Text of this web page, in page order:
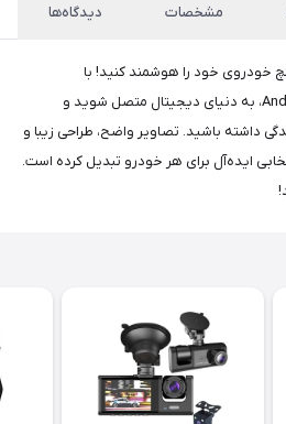
مشخصات دیدگاه‌ها
دوربین ثبت وقایع 9.66 اینچ خودروی خود را هوشمند کنید! با
قابلیت‌های CarPlay و Android Auto، به دنیای دیجیتال متصل شوید و
داشته باشید. تصاویر واضح، طراحی زیبا و
ایده‌آل برای هر خودرو تبدیل کرده است.